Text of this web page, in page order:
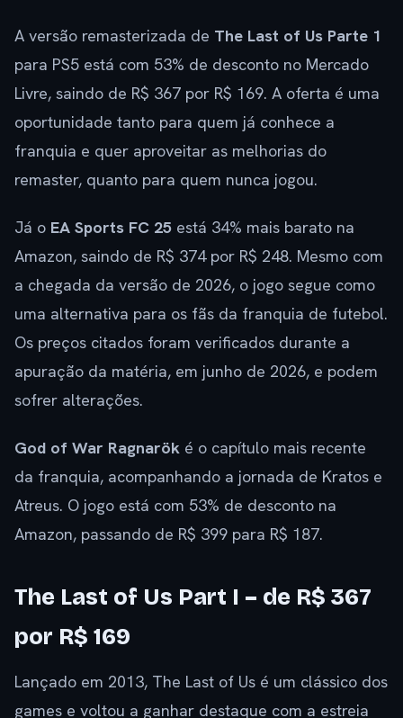
A versão remasterizada de The Last of Us Parte 1
para PS5 está com 53% de desconto no Mercado
Livre, saindo de R$ 367 por R$ 169. A oferta é uma
oportunidade tanto para quem já conhece a
franquia e quer aproveitar as melhorias do
remaster, quanto para quem nunca jogou.
Já o EA Sports FC 25 está 34% mais barato na
Amazon, saindo de R$ 374 por R$ 248. Mesmo com
a chegada da versão de 2026, o jogo segue como
uma alternativa para os fãs da franquia de futebol.
Os preços citados foram verificados durante a
apuração da matéria, em junho de 2026, e podem
sofrer alterações.
God of War Ragnarök é o capítulo mais recente
da franquia, acompanhando a jornada de Kratos e
Atreus. O jogo está com 53% de desconto na
Amazon, passando de R$ 399 para R$ 187.
The Last of Us Part I – de R$ 367
por R$ 169
Lançado em 2013, The Last of Us é um clássico dos
games e voltou a ganhar destaque com a estreia